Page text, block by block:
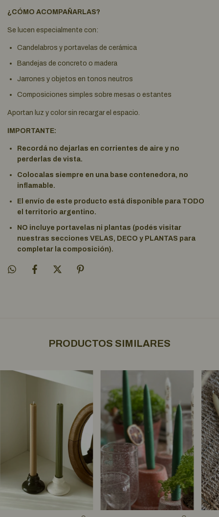
¿CÓMO ACOMPAÑARLAS?
Se lucen especialmente con:
Candelabros y portavelas de cerámica
Bandejas de concreto o madera
Jarrones y objetos en tonos neutros
Composiciones simples sobre mesas o estantes
Aportan luz y color sin recargar el espacio.
IMPORTANTE:
Recordá no dejarlas en corrientes de aire y no
perderlas de vista.
Colocalas siempre en una base contenedora, no
inflamable.
El envío de este producto está disponible para TODO
el territorio argentino.
NO incluye portavelas ni plantas (podés visitar
nuestras secciones VELAS, DECO y PLANTAS para
completar la composición).
PRODUCTOS SIMILARES